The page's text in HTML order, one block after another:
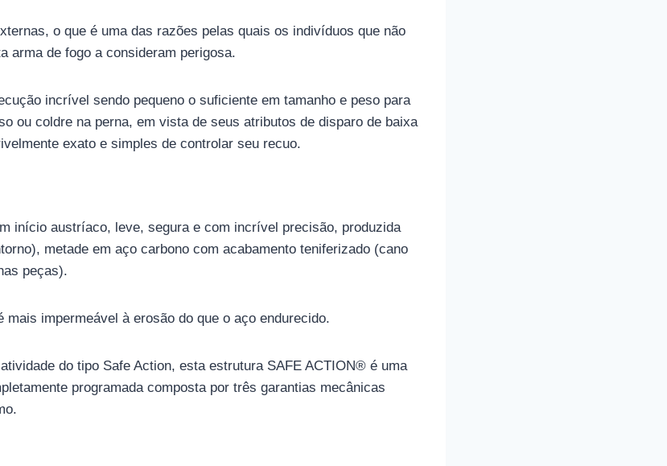
o que é uma das razões pelas quais os indivíduos que não
arma de fogo a consideram perigosa.
incrível sendo pequeno o suficiente em tamanho e peso para
ou coldre na perna, em vista de seus atributos de disparo de baixa
exato e simples de controlar seu recuo.
início austríaco, leve, segura e com incrível precisão, produzida
metade em aço carbono com acabamento teniferizado (cano
peças).
mais impermeável à erosão do que o aço endurecido.
do tipo Safe Action, esta estrutura SAFE ACTION® é uma
programada composta por três garantias mecânicas